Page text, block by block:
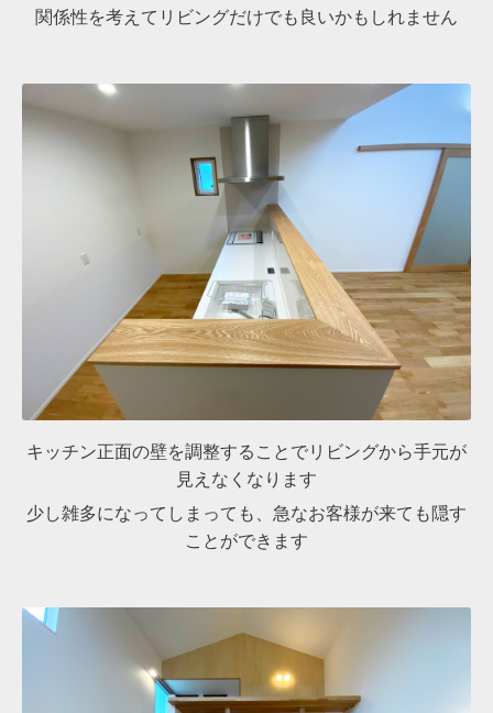
関係性を考えてリビングだけでも良いかもしれません
キッチン正面の壁を調整することでリビングから手元が
見えなくなります
少し雑多になってしまっても、急なお客様が来ても隠す
ことができます